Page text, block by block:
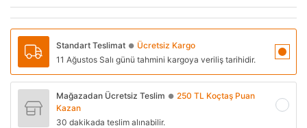
Standart Teslimat ● Ücretsiz Kargo
11 Ağustos Salı günü tahmini kargoya veriliş tarihidir.
Mağazadan Ücretsiz Teslim ● 250 TL Koçtaş Puan
Kazan
30 dakikada teslim alınabilir.